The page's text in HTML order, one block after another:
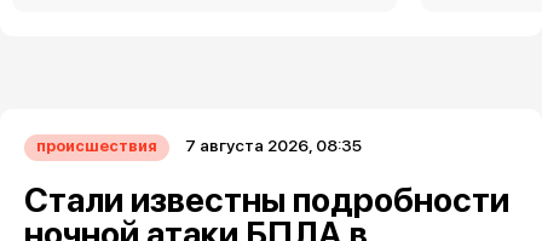
происшествия 7 августа 2026, 08:35
Стали известны подробности